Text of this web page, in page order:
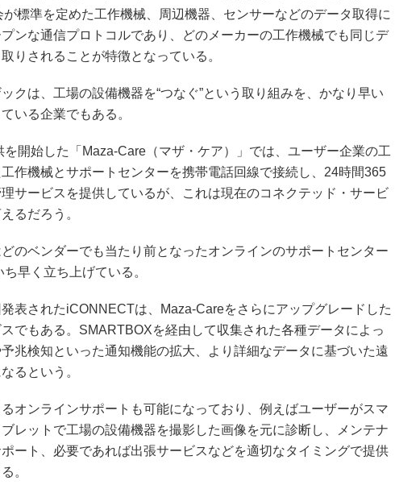
が標準を定めた工作機械、周辺機器、センサーなどのデータ取得に
ンな通信プロトコルであり、どのメーカーの工作機械でも同じデ
りされることが特徴となっている。
クは、工場の設備機器を“つなぐ”という取り組みを、かなり早い
いる企業でもある。
開始した「Maza-Care（マザ・ケア）」では、ユーザー企業の工
作機械とサポートセンターを携帯電話回線で接続し、24時間365
サービスを提供しているが、これは現在のコネクテッド・サービ
るだろう。
のベンダーでも当たり前となったオンラインのサポートセンター
早く立ち上げている。
表されたiCONNECTは、Maza-Careをさらにアップグレードした
でもある。SMARTBOXを経由して収集された各種データによっ
兆検知といった通知機能の拡大、より詳細なデータに基づいた遠
るという。
オンラインサポートも可能になっており、例えばユーザーがスマ
レットで工場の設備機器を撮影した画像を元に診断し、メンテナ
ート、必要であれば出張サービスなどを適切なタイミングで提供
。